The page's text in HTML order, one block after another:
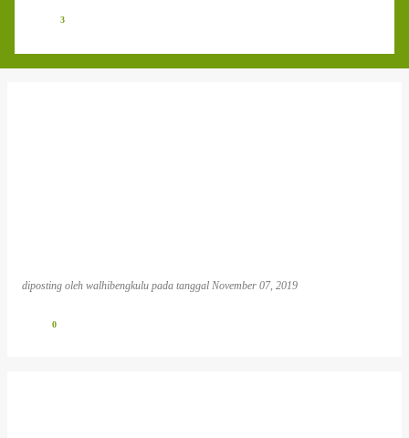
3
diposting oleh walhibengkulu pada tanggal November 07, 2019
0